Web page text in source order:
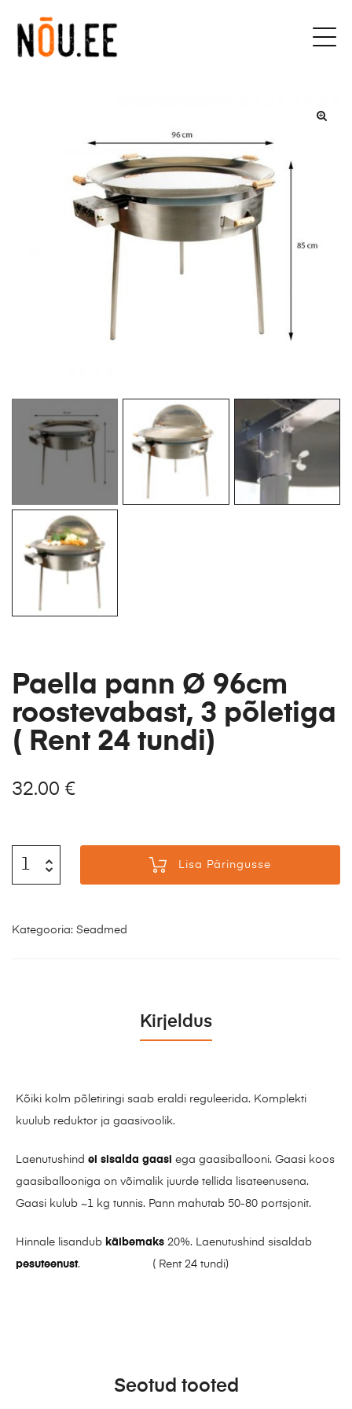
Paella pann Ø 96cm
roostevabast, 3 põletiga
( Rent 24 tundi)
32.00 €
Lisa Päringusse
Kategooria: Seadmed
Kirjeldus
Kõiki kolm põletiringi saab eraldi reguleerida. Komplekti
kuulub reduktor ja gaasivoolik.
Laenutushind ei sisalda gaasi ega gaasiballooni. Gaasi koos
gaasiballooniga on võimalik juurde tellida lisateenusena.
Gaasi kulub ~1 kg tunnis. Pann mahutab 50-80 portsjonit.
Hinnale lisandub käibemaks 20%. Laenutushind sisaldab
pesuteenust. ( Rent 24 tundi)
Seotud tooted